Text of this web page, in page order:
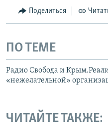
Поделиться
ПО ТЕМЕ
Радио Свобода и
«нежелательной»
ЧИТАЙТЕ ТАКЖЕ: